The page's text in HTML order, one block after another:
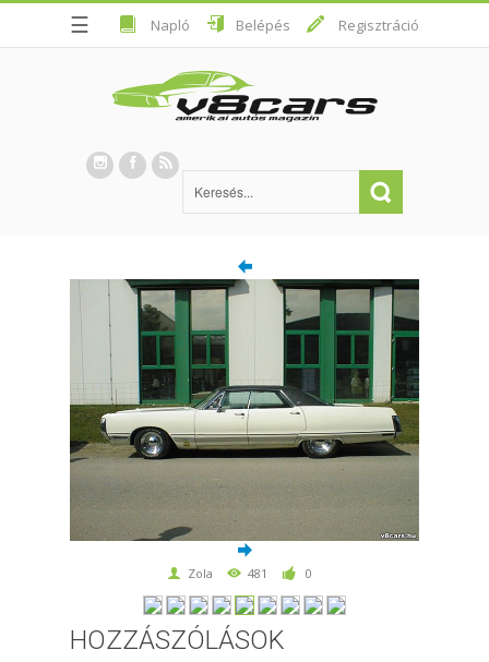
☰ Napló Belépés Regisztráció
Zola 481 0
HOZZÁSZÓLÁSOK